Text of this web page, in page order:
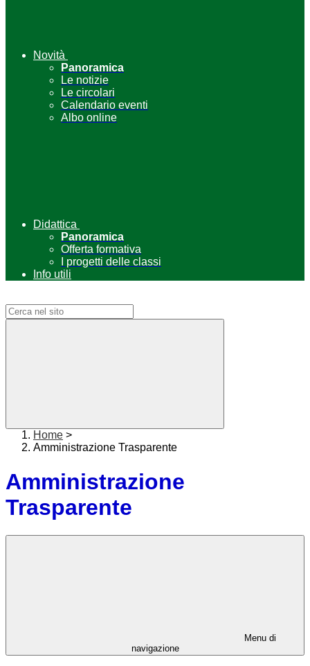
Novità
Panoramica
Le notizie
Le circolari
Calendario eventi
Albo online
Didattica
Panoramica
Offerta formativa
I progetti delle classi
Info utili
Home >
Amministrazione Trasparente
Amministrazione
Trasparente
Menu di
navigazione